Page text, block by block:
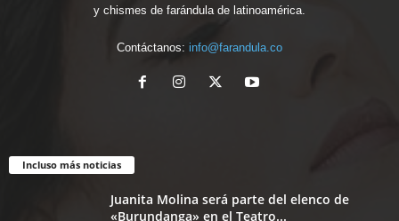
y chismes de farándula de latinoamérica.
Contáctanos: info@farandula.co
Incluso más noticias
Juanita Molina será parte del elenco de
«Burundanga» en el Teatro...